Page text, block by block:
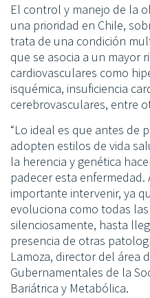
El control y manejo de la
una prioridad en Chile,
trata de una condición
que se asocia a un mayor
cardiovasculares como
isquémica, insuficiencia
cerebrovasculares, entre
“Lo ideal es que antes de
adopten estilos de vida
la herencia y genética
padecer esta
importante intervenir, ya
evoluciona como todas
silenciosamente, hasta
presencia de otras
Lamoza, director del área
Gubernamentales de la
Bariátrica y Metabólica.